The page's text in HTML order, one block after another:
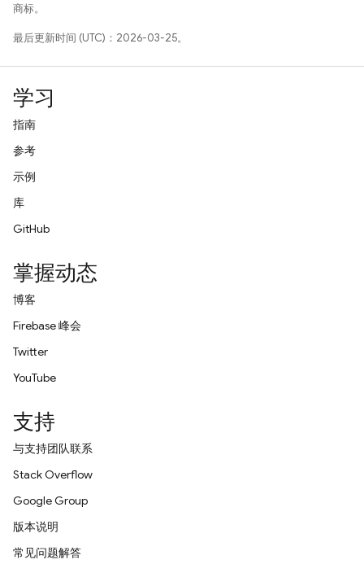
商标。
最后更新时间 (UTC)：2026-03-25。
学习
指南
参考
示例
库
GitHub
掌握动态
博客
Firebase 峰会
Twitter
YouTube
支持
与支持团队联系
Stack Overflow
Google Group
版本说明
常见问题解答